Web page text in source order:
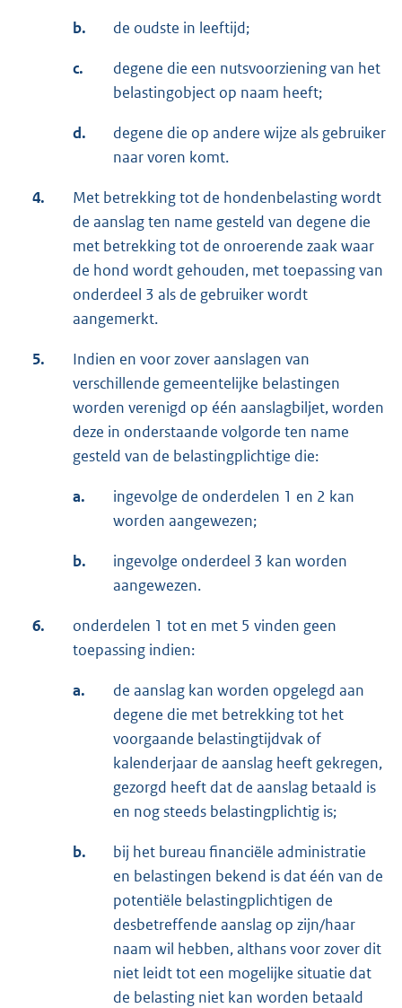
b. de oudste in leeftijd;
c.
degene die een nutsvoorziening van het
belastingobject op naam heeft;
d.
degene die op andere wijze als gebruiker
naar voren komt.
4.
Met betrekking tot de hondenbelasting wordt
de aanslag ten name gesteld van degene die
met betrekking tot de onroerende zaak waar
de hond wordt gehouden, met toepassing van
onderdeel 3 als de gebruiker wordt
aangemerkt.
5.
Indien en voor zover aanslagen van
verschillende gemeentelijke belastingen
worden verenigd op één aanslagbiljet, worden
deze in onderstaande volgorde ten name
gesteld van de belastingplichtige die:
a.
ingevolge de onderdelen 1 en 2 kan
worden aangewezen;
b.
ingevolge onderdeel 3 kan worden
aangewezen.
6.
onderdelen 1 tot en met 5 vinden geen
toepassing indien:
a.
de aanslag kan worden opgelegd aan
degene die met betrekking tot het
voorgaande belastingtijdvak of
kalenderjaar de aanslag heeft gekregen,
gezorgd heeft dat de aanslag betaald is
en nog steeds belastingplichtig is;
b.
bij het bureau financiële administratie
en belastingen bekend is dat één van de
potentiële belastingplichtigen de
desbetreffende aanslag op zijn/haar
naam wil hebben, althans voor zover dit
niet leidt tot een mogelijke situatie dat
de belasting niet kan worden betaald